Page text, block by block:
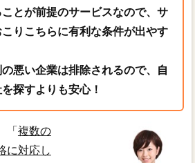
とが前提のサービスなので、サ
りこちらに有利な条件が出やす
悪い企業は排除されるので、自
探すよりも安心！
「 複数の
に対応し